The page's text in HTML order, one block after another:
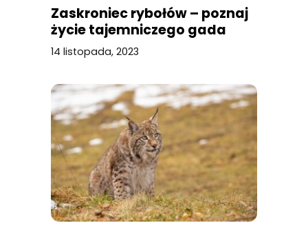
Zaskroniec rybołów – poznaj
życie tajemniczego gada
14 listopada, 2023